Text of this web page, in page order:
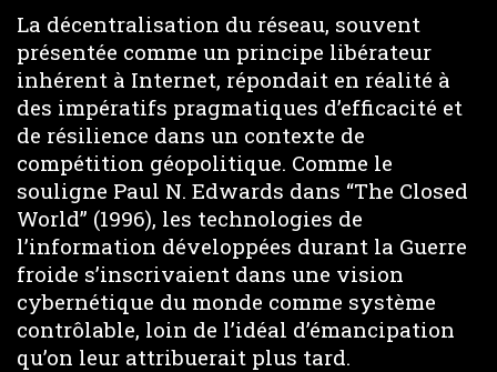
La décentralisation du réseau, souvent
présentée comme un principe libérateur
inhérent à Internet, répondait en réalité à
des impératifs pragmatiques d’efficacité et
de résilience dans un contexte de
compétition géopolitique. Comme le
souligne Paul N. Edwards dans “The Closed
World” (1996), les technologies de
l’information développées durant la Guerre
froide s’inscrivaient dans une vision
cybernétique du monde comme système
contrôlable, loin de l’idéal d’émancipation
qu’on leur attribuerait plus tard.